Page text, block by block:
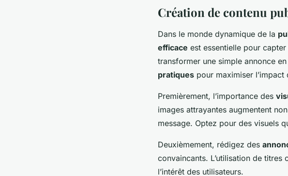
Création de contenu
Dans le monde dynamique de la
efficace est essentielle pour capter
transformer une simple annonce
pratiques pour maximiser
Premièrement, l’importance des
images attrayantes augmentent
message. Optez pour des visuels
Deuxièmement, rédigez des
convaincants. L’utilisation de
l’intérêt des utilisateurs.